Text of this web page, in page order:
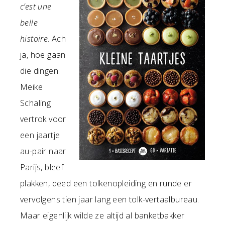
c’est une
belle
histoire. Ach
ja, hoe gaan
die dingen.
Meike
Schaling
vertrok voor
een jaartje
au-pair naar
Parijs, bleef
plakken, deed een tolkenopleiding en runde er
vervolgens tien jaar lang een tolk-vertaalbureau.
Maar eigenlijk wilde ze altijd al banketbakker